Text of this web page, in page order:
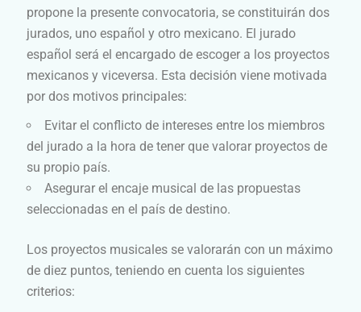
propone la presente convocatoria, se constituirán dos
jurados, uno español y otro mexicano. El jurado
español será el encargado de escoger a los proyectos
mexicanos y viceversa. Esta decisión viene motivada
por dos motivos principales:
Evitar el conflicto de intereses entre los miembros
del jurado a la hora de tener que valorar proyectos de
su propio país.
Asegurar el encaje musical de las propuestas
seleccionadas en el país de destino.
Los proyectos musicales se valorarán con un máximo
de diez puntos, teniendo en cuenta los siguientes
criterios: